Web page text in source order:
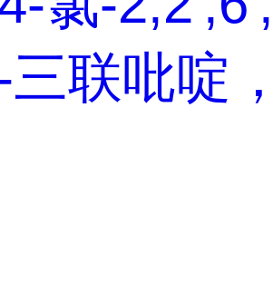
联吡啶